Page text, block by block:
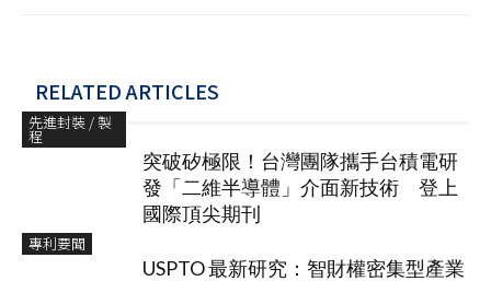
RELATED ARTICLES
先進封裝 / 製
程
突破矽極限！台灣團隊攜手台積電研
發「二維半導體」介面新技術 登上
國際頂尖期刊
專利要聞
USPTO 最新研究：智財權密集型產業